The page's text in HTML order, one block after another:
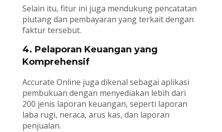
Selain itu, fitur ini juga mendukung pencatatan
piutang dan pembayaran yang terkait dengan
faktur tersebut.
4. Pelaporan Keuangan yang
Komprehensif
Accurate Online juga dikenal sebagai aplikasi
pembukuan dengan menyediakan lebih dari
200 jenis laporan keuangan, seperti laporan
laba rugi, neraca, arus kas, dan laporan
penjualan.